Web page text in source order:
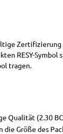
Zertifizierung
RESY-
tragen.
Qualität (2.30
die Größe des